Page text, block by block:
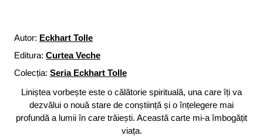
Autor: Eckhart Tolle
Editura: Curtea Veche
Colecția: Seria Eckhart Tolle
Liniștea vorbește este o călătorie spirituală, una care îți va
dezvălui o nouă stare de conștiință și o înțelegere mai
profundă a lumii în care trăiești. Această carte mi-a îmbogățit
viața.